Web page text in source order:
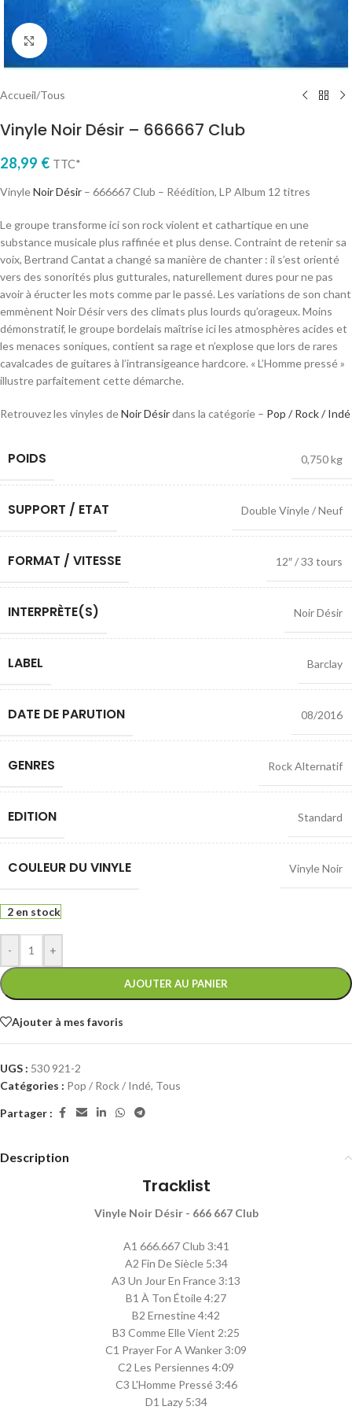
Cliquez pour agrandir
Accueil/Tous
Vinyle Noir Désir – 666667 Club
28,99 € TTC*
VinyleNoir Désir – 666667 Club – Réédition, LP Album 12 titres
Le groupe transforme ici son rock violent et cathartique en une
substance musicale plus raffinée et plus dense. Contraint de retenir sa
voix, Bertrand Cantat a changé sa manière de chanter : il s’est orienté
vers des sonorités plus gutturales, naturellement dures pour ne pas
avoir à éructer les mots comme par le passé. Les variations de son chant
emmènent Noir Désir vers des climats plus lourds qu’orageux. Moins
démonstratif, le groupe bordelais maîtrise ici les atmosphères acides et
les menaces soniques, contient sa rage et n’explose que lors de rares
cavalcades de guitares à l’intransigeance hardcore. « L’Homme pressé »
illustre parfaitement cette démarche.
Retrouvez les vinyles deNoir Désirdans la catégorie – Pop / Rock / Indé
POIDS 0,750 kg
SUPPORT / ETAT Double Vinyle / Neuf
FORMAT / VITESSE 12″ / 33 tours
INTERPRÈTE(S) Noir Désir
LABEL Barclay
DATE DE PARUTION 08/2016
GENRES Rock Alternatif
EDITION Standard
COULEUR DU VINYLE Vinyle Noir
2 en stock
- +
AJOUTER AU PANIER
Ajouter à mes favoris
UGS : 530 921-2
Catégories : Pop / Rock / Indé, Tous
Partager :
Description
Tracklist
Vinyle Noir Désir - 666 667 Club
A1 666.667 Club 3:41
A2 Fin De Siècle 5:34
A3 Un Jour En France 3:13
B1 À Ton Étoile 4:27
B2 Ernestine 4:42
B3 Comme Elle Vient 2:25
C1 Prayer For A Wanker 3:09
C2 Les Persiennes 4:09
C3 L'Homme Pressé 3:46
D1 Lazy 5:34